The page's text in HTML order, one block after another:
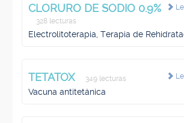
CLORURO DE SODIO 0.9%
328 lecturas
Electrolitoterapia, Terapia de
TETATOX 349 lecturas
Vacuna antitetánica